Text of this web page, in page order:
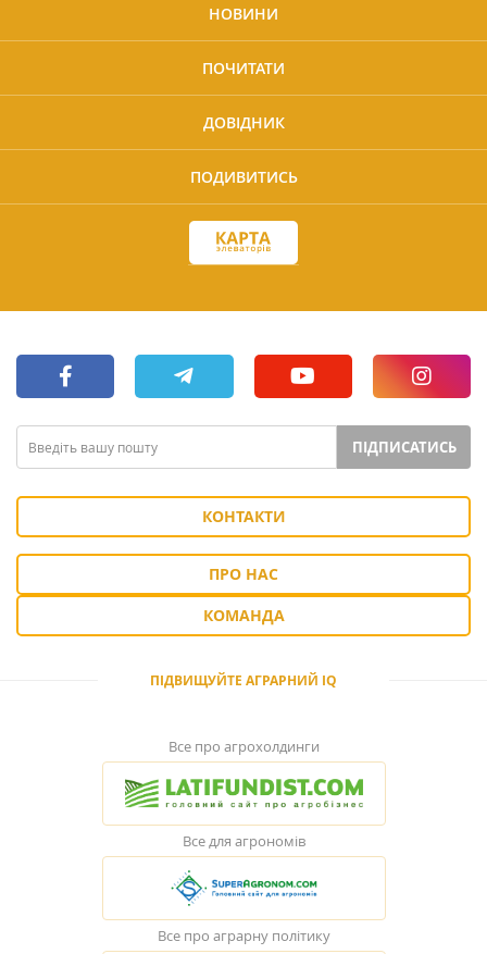
НОВИНИ
ПОЧИТАТИ
ДОВІДНИК
ПОДИВИТИСЬ
ПІДПИСАТИСЬ
КОНТАКТИ
ПРО НАС
КОМАНДА
ПІДВИЩУЙТЕ АГРАРНИЙ IQ
Все про агрохолдинги
Все для агрономів
Все про аграрну політику